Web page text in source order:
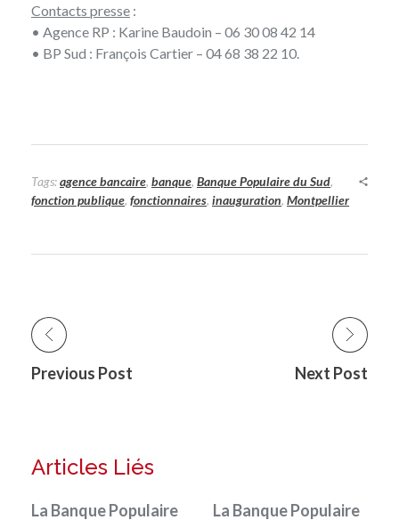
Contacts presse :
• Agence RP : Karine Baudoin – 06 30 08 42 14
• BP Sud : François Cartier – 04 68 38 22 10.
Tags:agence bancaire, banque, Banque Populaire du Sud,
fonction publique, fonctionnaires, inauguration, Montpellier
Previous Post Next Post
Articles Liés
La Banque Populaire
La Banque Populaire